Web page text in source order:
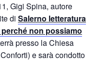
Gigi Spina, autore
di Salerno letteratura
perché non possiamo
presso la Chiesa
e sarà condotto